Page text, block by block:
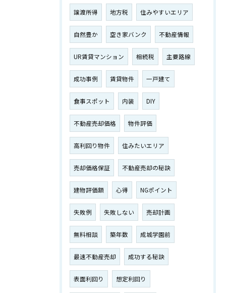
譲渡所得 地方税 住みやすいエリア
自然豊か 空き家バンク 不動産情報
UR賃貸マンション 相続税 主要路線
成功事例 賃貸物件 一戸建て
食事スポット 内装 DIY
不動産売却価格 物件評価
高利回り物件 住みたいエリア
売却価格保証 不動産売却の秘訣
建物評価額 心得 NGポイント
失敗例 失敗しない 売却計画
無料相談 築年数 成城学園前
最速不動産売却 成功する秘訣
表面利回り 想定利回り